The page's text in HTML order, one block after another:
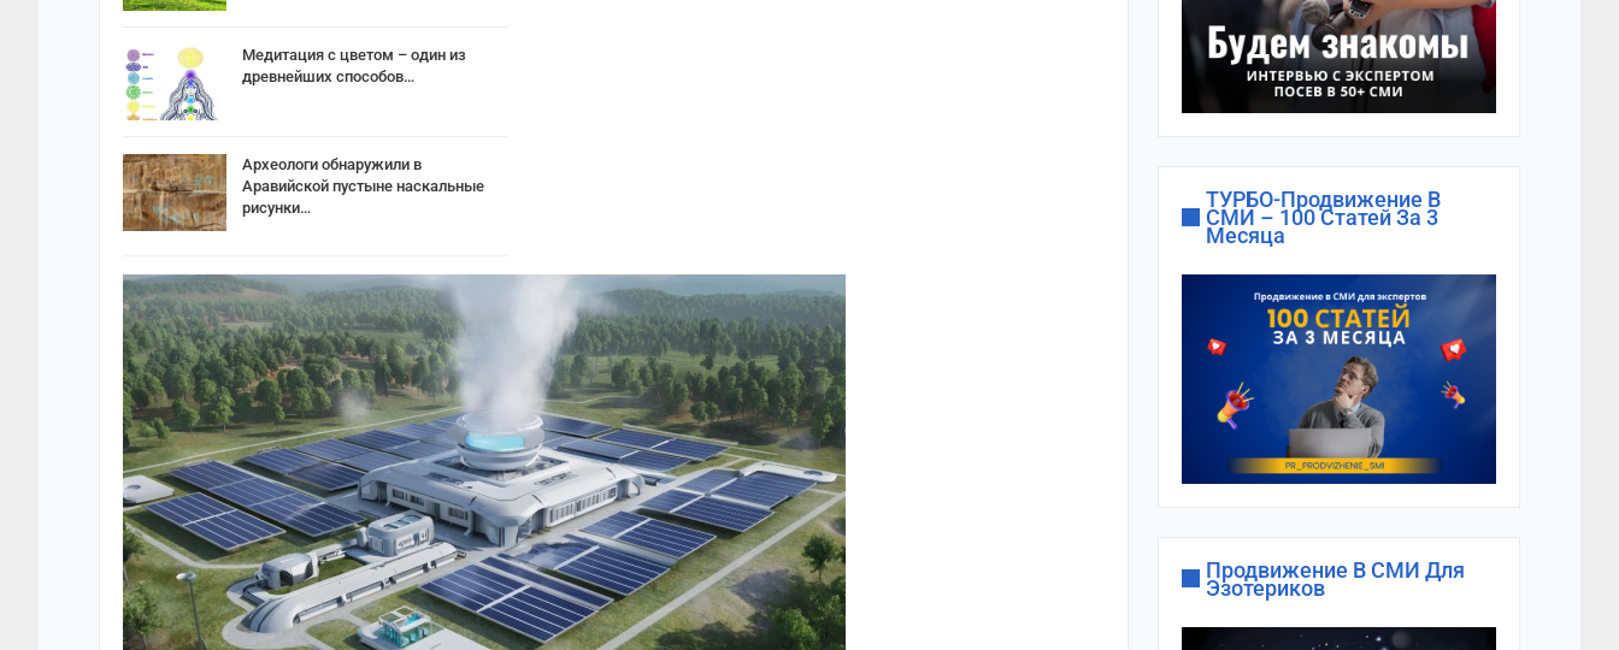
Медитация с цветом – один из
древнейших способов…
Археологи обнаружили в
Аравийской пустыне наскальные
рисунки…
ТУРБО-Продвижение В
СМИ – 100 Статей За 3
Месяца
Продвижение В СМИ Для
Эзотериков